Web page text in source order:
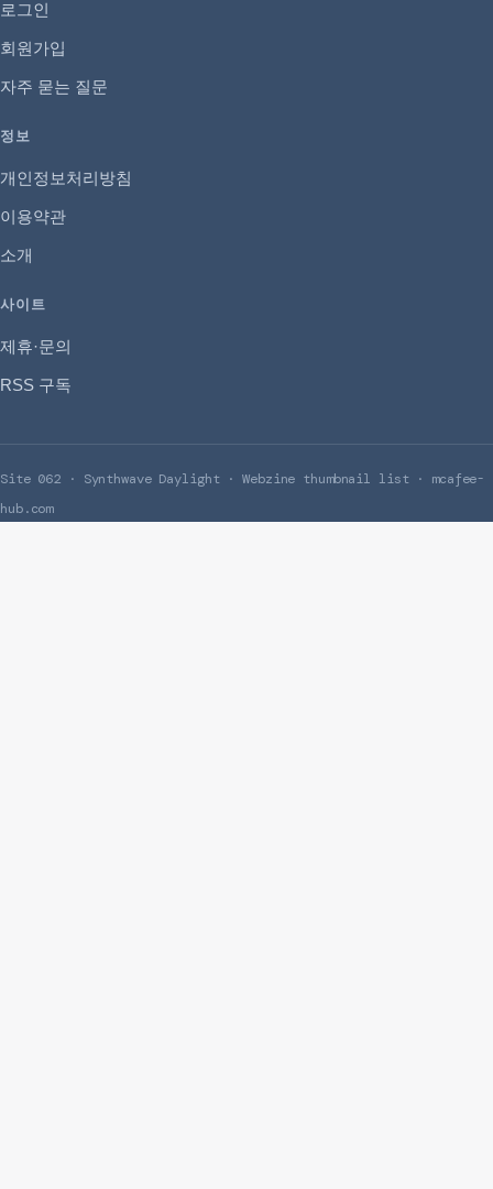
로그인
회원가입
자주 묻는 질문
정보
개인정보처리방침
이용약관
소개
사이트
제휴·문의
RSS 구독
Site 062 · Synthwave Daylight · Webzine thumbnail list · mcafee-
hub.com